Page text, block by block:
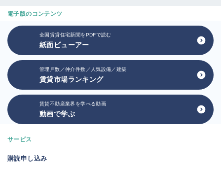
電子版のコンテンツ
全国賃貸住宅新聞をPDFで読む
紙面ビューアー
管理戸数／仲介件数／人気設備／建築
賃貸市場ランキング
賃貸不動産業界を学べる動画
動画で学ぶ
サービス
購読申し込み